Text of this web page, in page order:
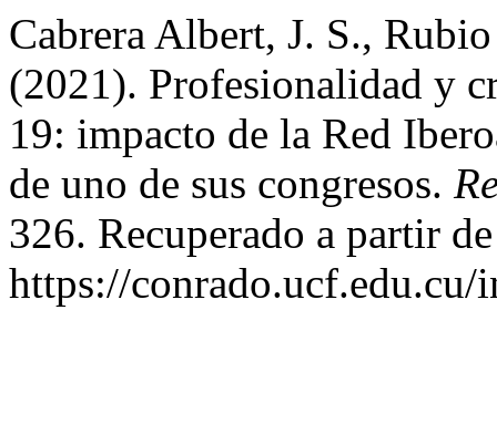
Cabrera Albert, J. S.,
(2021). Profesionalidad y
19: impacto de la Red
de uno de sus congresos.
326. Recuperado a partir de
https://